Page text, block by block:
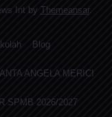
Int by Themeansar.
Blog
ANGELA MERICI
SPMB 2026/2027